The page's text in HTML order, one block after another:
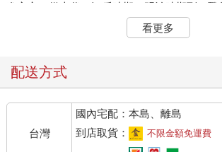
進言之，從古代、江戶時期、明治時期到二戰
納進他辯證批判的視野中。他終其一生勤奮寫
和對談，編著和合著近百種，出版《鶴見俊輔
見俊輔座談》（全十卷，晶文社）、《鶴見
影響。
家族背景與戰爭體驗
看更多
配送方式
台灣
國內宅配：本島、離島
到店取貨：
不限金額免運費